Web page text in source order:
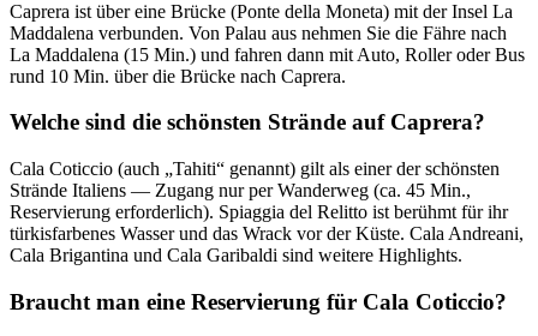
Caprera ist über eine Brücke (Ponte della Moneta) mit der Insel La
Maddalena verbunden. Von Palau aus nehmen Sie die Fähre nach
La Maddalena (15 Min.) und fahren dann mit Auto, Roller oder Bus
rund 10 Min. über die Brücke nach Caprera.
Welche sind die schönsten Strände auf Caprera?
Cala Coticcio (auch „Tahiti“ genannt) gilt als einer der schönsten
Strände Italiens — Zugang nur per Wanderweg (ca. 45 Min.,
Reservierung erforderlich). Spiaggia del Relitto ist berühmt für ihr
türkisfarbenes Wasser und das Wrack vor der Küste. Cala Andreani,
Cala Brigantina und Cala Garibaldi sind weitere Highlights.
Braucht man eine Reservierung für Cala Coticcio?